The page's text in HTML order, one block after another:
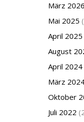
März 2026
Mai 2025
April 2025
August
April 2024
März
Oktober
Juli 2022